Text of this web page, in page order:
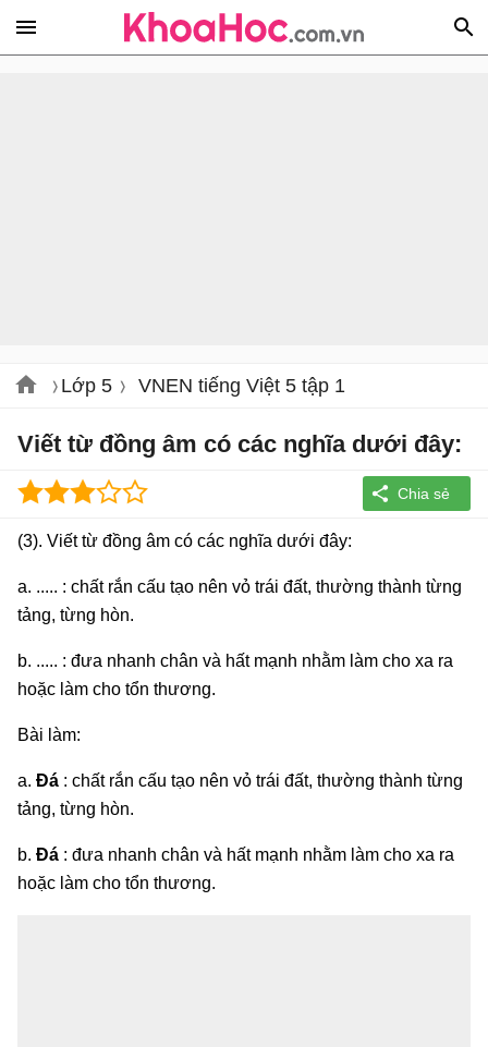
Lớp 5 VNEN tiếng Việt 5 tập 1
Viết từ đồng âm có các nghĩa dưới đây:
(3). Viết từ đồng âm có các nghĩa dưới đây:
a. ..... : chất rắn cấu tạo nên vỏ trái đất, thường thành từng
tảng, từng hòn.
b. ..... : đưa nhanh chân và hất mạnh nhằm làm cho xa ra
hoặc làm cho tổn thương.
Bài làm:
a. Đá : chất rắn cấu tạo nên vỏ trái đất, thường thành từng
tảng, từng hòn.
b. Đá : đưa nhanh chân và hất mạnh nhằm làm cho xa ra
hoặc làm cho tổn thương.